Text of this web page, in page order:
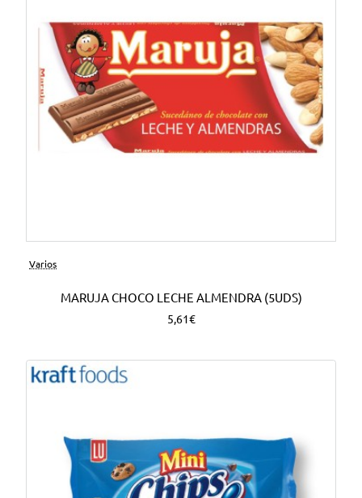
Varios
MARUJA CHOCO LECHE ALMENDRA (5UDS)
5,61€